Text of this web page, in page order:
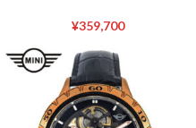
¥359,700